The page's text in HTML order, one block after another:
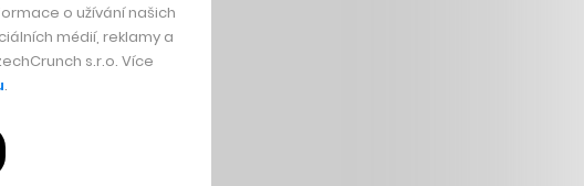
o užívání našich
médií, reklamy a
s.r.o. Více
.